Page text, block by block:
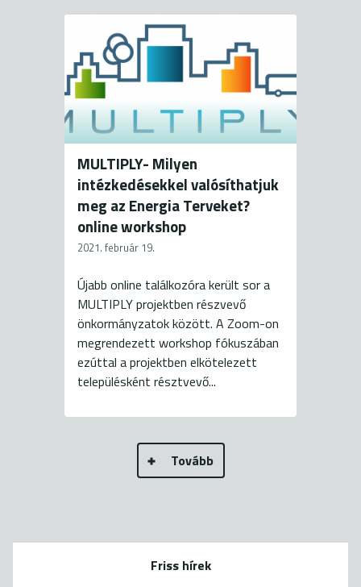
MULTIPLY- Milyen
intézkedésekkel valósíthatjuk
meg az Energia Terveket?
online workshop
2021. február 19.
Újabb online találkozóra került sor a
MULTIPLY projektben részvevő
önkormányzatok között. A Zoom-on
megrendezett workshop fókuszában
ezúttal a projektben elkötelezett
településként résztvevő...
Tovább
Friss hírek